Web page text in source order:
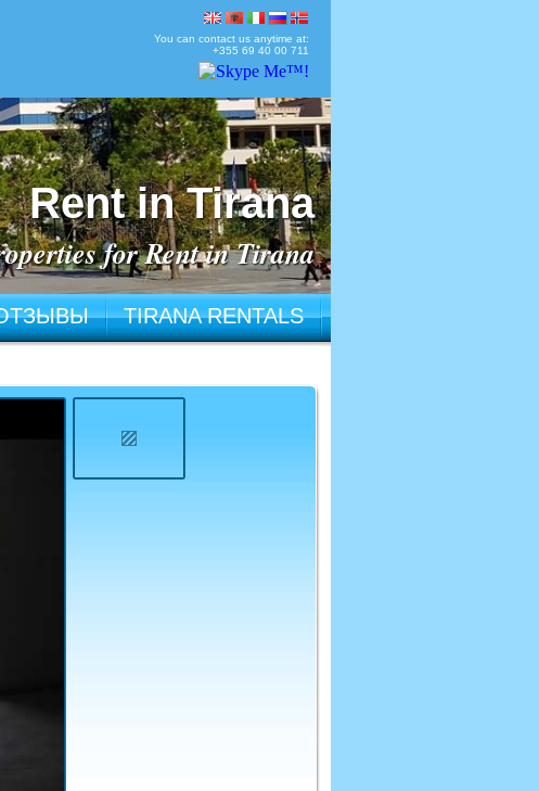
You can contact us anytime at:
+355 69 40 00 711
Rent in Tirana
for Rent in Tirana
TIRANA RENTALS